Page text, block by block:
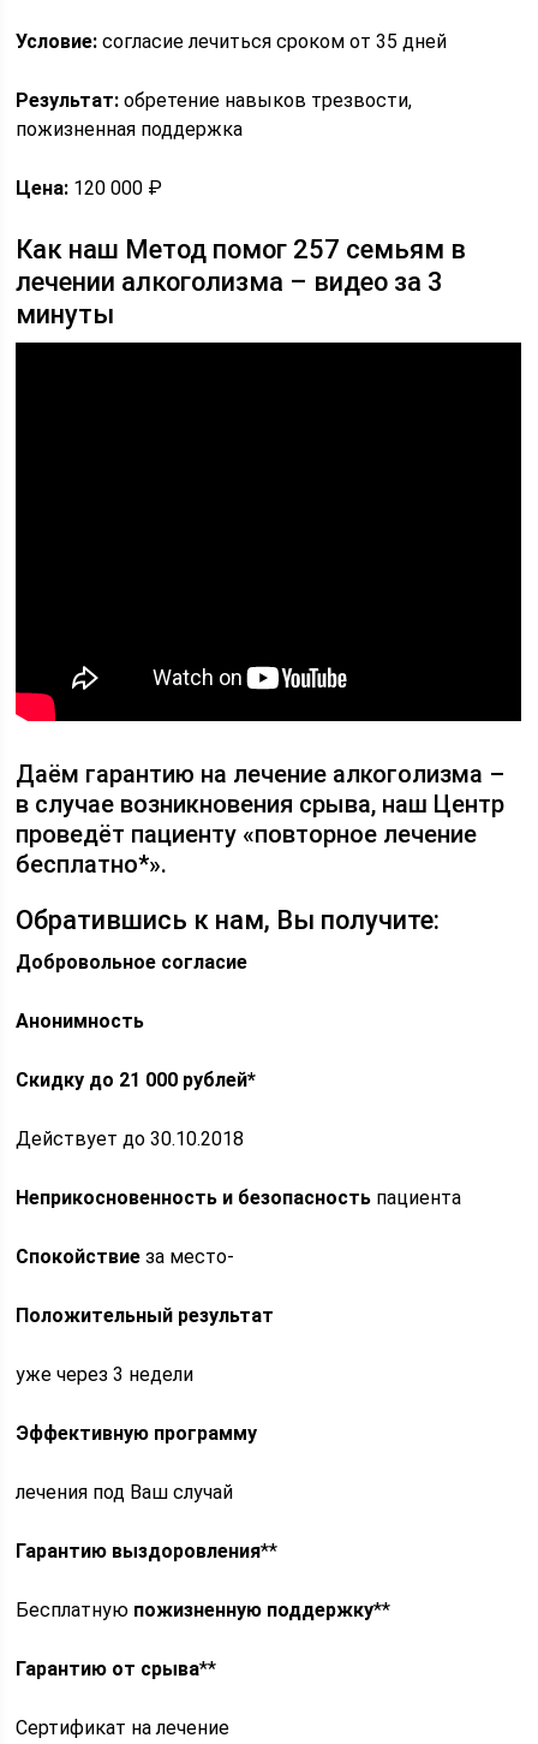
Условие: согласие лечиться сроком от 35 дней
Результат: обретение навыков трезвости,
пожизненная поддержка
Цена: 120 000 ₽
Как наш Метод помог 257 семьям в
лечении алкоголизма – видео за 3
минуты
Даём гарантию на лечение алкоголизма –
в случае возникновения срыва, наш Центр
проведёт пациенту «повторное лечение
бесплатно*».
Обратившись к нам, Вы получите:
Добровольное согласие
Анонимность
Скидку до 21 000 рублей*
Действует до 30.10.2018
Неприкосновенность и безопасность пациента
Спокойствие за место-
Положительный результат
уже через 3 недели
Эффективную программу
лечения под Ваш случай
Гарантию выздоровления**
Бесплатную пожизненную поддержку**
Гарантию от срыва**
Сертификат на лечение